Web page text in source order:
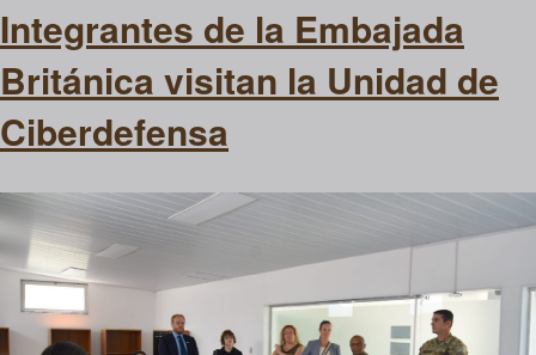
Integrantes de la Embajada
Británica visitan la Unidad de
Ciberdefensa